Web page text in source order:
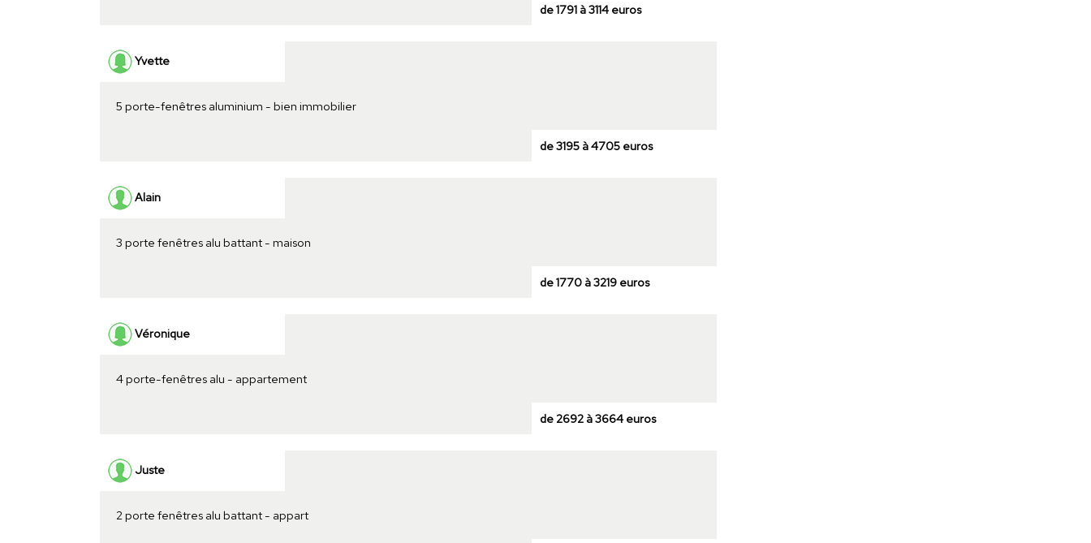
de 1791 à 3114 euros
Yvette
5 porte-fenêtres aluminium - bien immobilier
de 3195 à 4705 euros
Alain
3 porte fenêtres alu battant - maison
de 1770 à 3219 euros
Véronique
4 porte-fenêtres alu - appartement
de 2692 à 3664 euros
Juste
2 porte fenêtres alu battant - appart